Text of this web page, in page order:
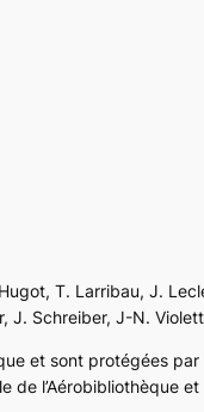
T. Larribau, J.
J. Schreiber, J-N.
et sont protégées
l’Aérobibliothèque